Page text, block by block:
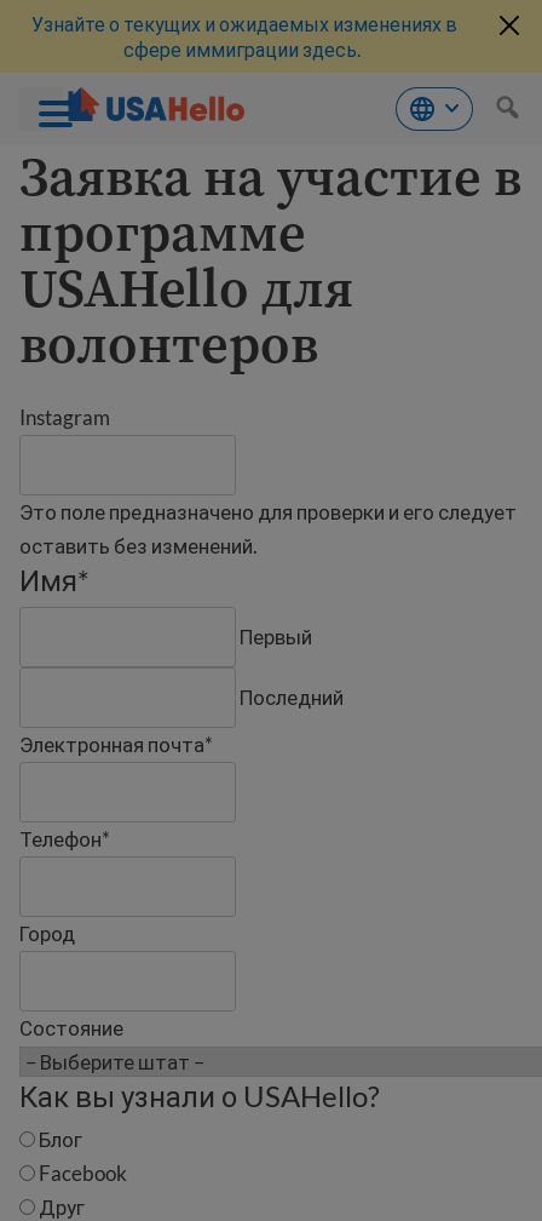
Перейти
Узнайте о текущих и ожидаемых изменениях в
сфере иммиграции здесь.
Заявка на участие в
программе
USAHello для
волонтеров
Instagram
Это поле предназначено для проверки и его следует
оставить без изменений.
Имя*
Первый
Последний
Электронная почта*
Телефон*
Город
Состояние
Как вы узнали о USAHello?
Блог
Facebook
Друг